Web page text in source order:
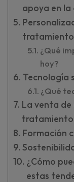
apoya en la
¿Qué
hoy?
Tecnología
¿Qué
La venta
tratamiento
Formación
¿Cómo
estas